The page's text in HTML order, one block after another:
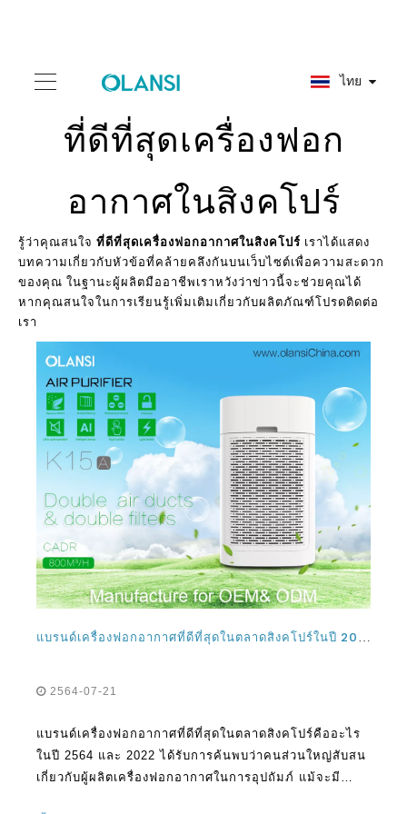
ไทย
ที่ดีที่สุดเครื่องฟอก
อากาศในสิงคโปร์
รู้ว่าคุณสนใจ ที่ดีที่สุดเครื่องฟอกอากาศในสิงคโปร์ เราได้แสดง
บทความเกี่ยวกับหัวข้อที่คล้ายคลึงกันบนเว็บไซต์เพื่อความสะดวก
ของคุณ ในฐานะผู้ผลิตมืออาชีพเราหวังว่าข่าวนี้จะช่วยคุณได้
หากคุณสนใจในการเรียนรู้เพิ่มเติมเกี่ยวกับผลิตภัณฑ์โปรดติดต่อ
เรา
แบรนด์เครื่องฟอกอากาศที่ดีที่สุดในตลาดสิงคโปร์ในปี 2021 และ 2022 คืออะไร?
2564-07-21
แบรนด์เครื่องฟอกอากาศที่ดีที่สุดในตลาดสิงคโปร์คืออะไร
ในปี 2564 และ 2022 ได้รับการค้นพบว่าคนส่วนใหญ่สับสน
เกี่ยวกับผู้ผลิตเครื่องฟอกอากาศในการอุปถัมภ์ แม้จะมี